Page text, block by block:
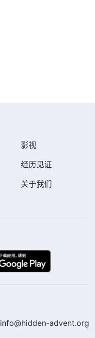
影视
经历见证
关于我们
info@hidden-advent.org